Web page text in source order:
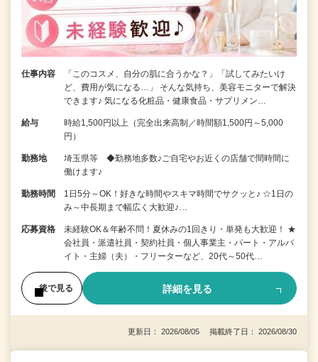
仕事内容
「このコスメ、自分の肌に合うかな？」「試してみたいけ
ど、費用が気になる…」 そんな気持ち、美容モニターで解決
できます♪ 気になる化粧品・健康食品・サプリメン…
給与
時給1,500円以上（完全出来高制／時間額1,500円～5,000
円）
勤務地
埼玉県等 ◆勤務地多数♪ご自宅やお近くの店舗で間時間に
働けます♪
勤務時間
1日5分～OK！好きな時間やスキマ時間でサクッと♪ ☆1日の
み～中長期まで幅広く大歓迎♪…
応募資格
未経験OK＆年齢不問！夏休みの1回きり・単発も大歓迎！ ★
会社員・派遣社員・契約社員・個人事業主・パート・アルバ
イト・主婦（夫）・フリーターなど、20代～50代…
後で見る 詳細を見る
更新日： 2026/08/05 掲載終了日： 2026/08/30